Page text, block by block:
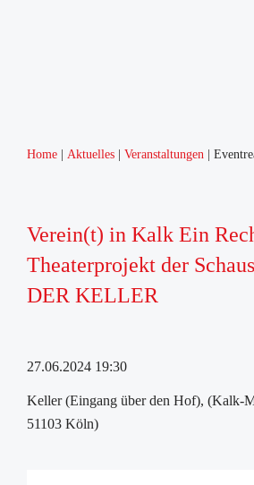
Home Aktuelles Veranstaltungen
Verein(t) in Kalk Ein
Theaterprojekt der
DER KELLER
27.06.2024 19:30
Keller (Eingang über den Hof), (Kalk-
51103 Köln)